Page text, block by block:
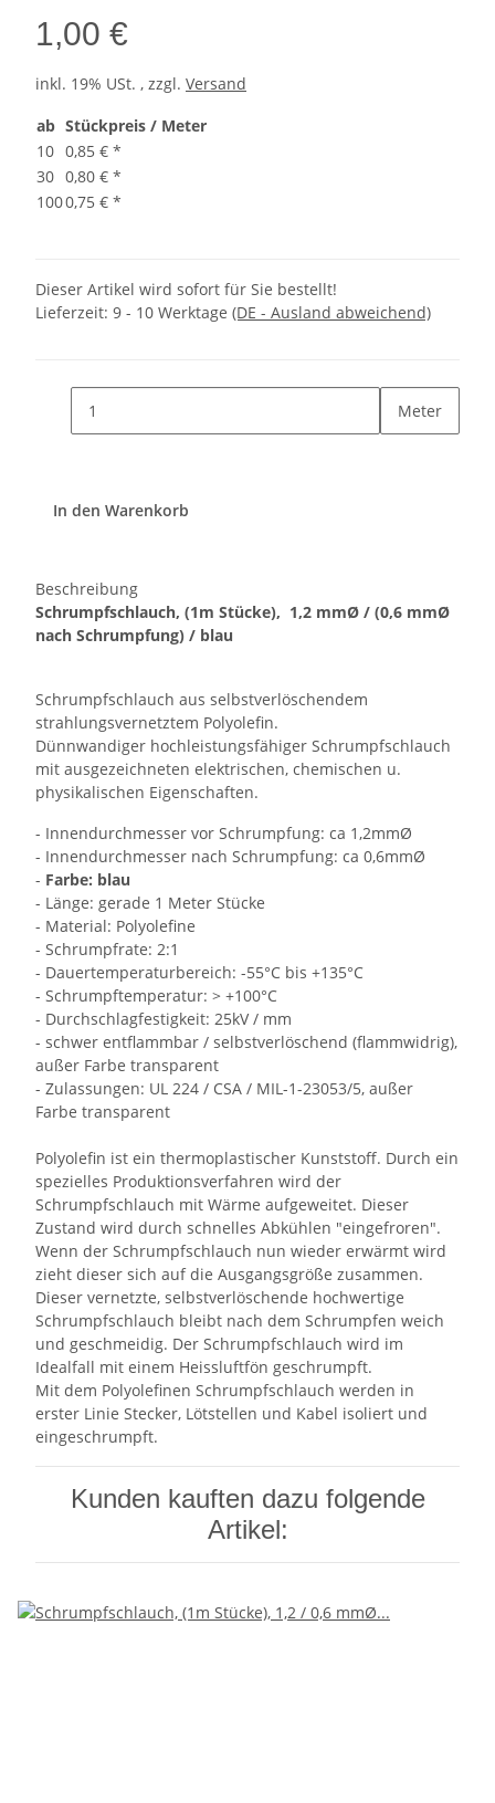
1,00 €
inkl. 19% USt. , zzgl. Versand
ab Stückpreis / Meter
10 0,85 € *
30 0,80 € *
1000,75 € *
Dieser Artikel wird sofort für Sie bestellt!
Lieferzeit: 9 - 10 Werktage (DE - Ausland abweichend)
Meter
In den Warenkorb
Beschreibung
Schrumpfschlauch, (1m Stücke), 1,2 mmØ / (0,6 mmØ
nach Schrumpfung) / blau
Schrumpfschlauch aus selbstverlöschendem
strahlungsvernetztem Polyolefin.
Dünnwandiger hochleistungsfähiger Schrumpfschlauch
mit ausgezeichneten elektrischen, chemischen u.
physikalischen Eigenschaften.
- Innendurchmesser vor Schrumpfung: ca 1,2mmØ
- Innendurchmesser nach Schrumpfung: ca 0,6mmØ
- Farbe: blau
- Länge: gerade 1 Meter Stücke
- Material: Polyolefine
- Schrumpfrate: 2:1
- Dauertemperaturbereich: -55°C bis +135°C
- Schrumpftemperatur: > +100°C
- Durchschlagfestigkeit: 25kV / mm
- schwer entflammbar / selbstverlöschend (flammwidrig),
außer Farbe transparent
- Zulassungen: UL 224 / CSA / MIL-1-23053/5, außer
Farbe transparent
Polyolefin ist ein thermoplastischer Kunststoff. Durch ein
spezielles Produktionsverfahren wird der
Schrumpfschlauch mit Wärme aufgeweitet. Dieser
Zustand wird durch schnelles Abkühlen "eingefroren".
Wenn der Schrumpfschlauch nun wieder erwärmt wird
zieht dieser sich auf die Ausgangsgröße zusammen.
Dieser vernetzte, selbstverlöschende hochwertige
Schrumpfschlauch bleibt nach dem Schrumpfen weich
und geschmeidig. Der Schrumpfschlauch wird im
Idealfall mit einem Heissluftfön geschrumpft.
Mit dem Polyolefinen Schrumpfschlauch werden in
erster Linie Stecker, Lötstellen und Kabel isoliert und
eingeschrumpft.
Kunden kauften dazu folgende
Artikel: